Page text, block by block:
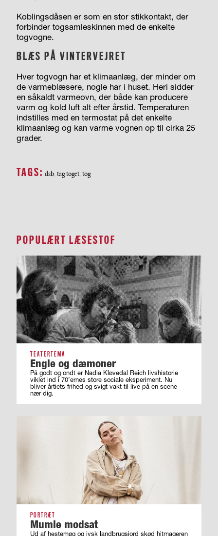
Koblingsdåsen er som en stor stikkontakt, der
forbinder togsamleskinnen med de enkelte
togvogne.
BLÆS PÅ VINTERVEJRET
Hver togvogn har et klimaanlæg, der minder om
de varmeblæsere, nogle har i huset. Heri sidder
en såkaldt varmeovn, der både kan producere
varm og kold luft alt efter årstid. Temperaturen
indstilles med en termostat på det enkelte
klimaanlæg og kan varme vognen op til cirka 25
grader.
TAGS: dsb, tag toget, tog
POPULÆRT LÆSESTOF
TEATERTEMA
Engle og dæmoner
På godt og ondt er Nadia Kløvedal Reich livshistorie
viklet ind i 70’ernes store sociale eksperiment. Nu
bliver årtiets frihed og svigt vakt til live på en scene
nær dig.
PORTRÆT
Mumle modsat
Ud af hestemøg og jysk landbrugsjord skød hitmageren